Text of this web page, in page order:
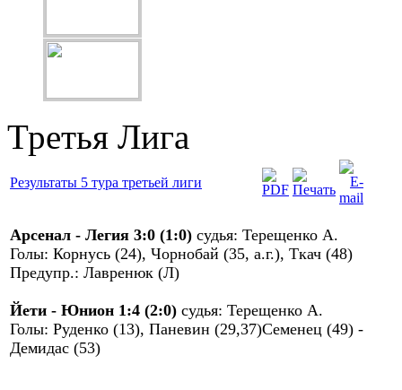
Третья Лига
Результаты 5 тура третьей лиги
Арсенал - Легия 3:0 (1:0) судья: Терещенко А.
Голы: Корнусь (24), Чорнобай (35, а.г.), Ткач (48)
Предупр.: Лавренюк (Л)
Йети - Юнион 1:4 (2:0) судья: Терещенко А.
Голы: Руденко (13), Паневин (29,37)Семенец (49) -
Демидас (53)